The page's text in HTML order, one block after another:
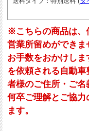
※こちらの商品は、
営業所留めができま
お手数をおかけし
を依頼される自動
者様のご住所・ご名
何卒ご理解とご協
ます。